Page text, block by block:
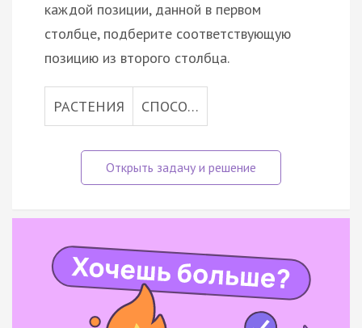
каждой позиции, данной в первом
столбце, подберите соответствующую
позицию из второго столбца.
РАСТЕНИЯ СПОСО…